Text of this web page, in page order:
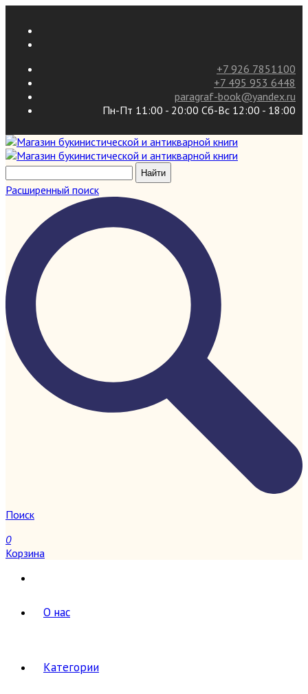
+7 926 7851100
+7 495 953 6448
paragraf-book@yandex.ru
Пн-Пт 11:00 - 20:00 Сб-Вс 12:00 - 18:00
Расширенный поиск
Поиск
0
Корзина
О нас
Категории